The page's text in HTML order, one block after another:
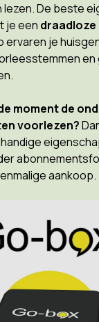
lezen. De beste
je een
ervaren je
moment de
voorlezen?
handige
aankoop.